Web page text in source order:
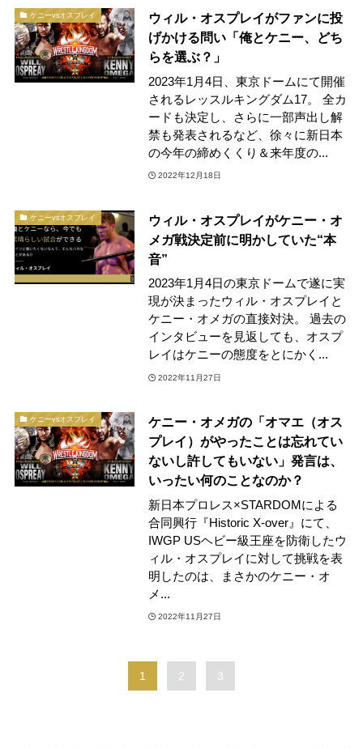
ケニーvsオスプレイ
ウィル・オスプレイがファンに投
げかける問い「俺とケニー、どち
らを選ぶ？」
2023年1月4日、東京ドームにて開催
されるレッスルキングダム17。 全カ
ードも決定し、さらに一部声出し解
禁も発表されるなど、徐々に新日本
の今年の締めくくり＆来年度の...
2022年12月18日
ケニーvsオスプレイ
ウィル・オスプレイがケニー・オ
メガ戦決定前に明かしていた“本
音”
2023年1月4日の東京ドームで遂に実
現が決まったウィル・オスプレイと
ケニー・オメガの直接対決。 過去の
インタビューを見返しても、オスプ
レイはケニーの態度をとにかく...
2022年11月27日
ケニーvsオスプレイ
ケニー・オメガの「オマエ（オス
プレイ）がやったことは忘れてい
ないし許してもいない」発言は、
いったい何のことなのか？
新日本プロレス×STARDOMによる
合同興行『Historic X-over』にて、
IWGP USヘビー級王座を防衛したウ
ィル・オスプレイに対して挑戦を表
明したのは、まさかのケニー・オ
メ...
2022年11月27日
1 2 3